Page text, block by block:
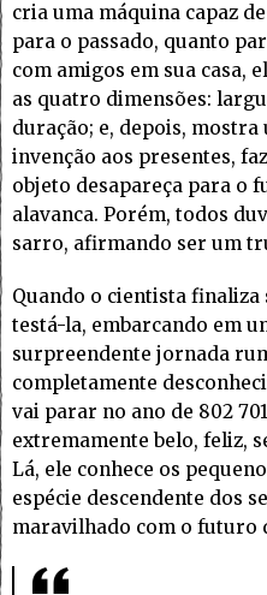
cria uma máquina capaz
para o passado, quanto
com amigos em sua casa,
as quatro dimensões:
duração; e, depois,
invenção aos presentes,
objeto desapareça para o
alavanca. Porém, todos
sarro, afirmando ser um
Quando o cientista finaliza
testá-la, embarcando em
surpreendente jornada
completamente
vai parar no ano de 802
extremamente belo, feliz,
Lá, ele conhece os
espécie descendente dos
maravilhado com o futuro